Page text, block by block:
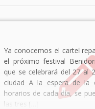
Ya conocemos el cartel
el próximo festival
que se celebrará del 27 al
ciudad A la espera de la
horarios de cada día, se
las tres […]